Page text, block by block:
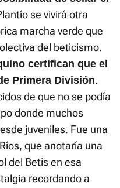
se vivirá otra
marcha verde que
del beticismo.
certifican que el
Primera División.
de que no se podía
donde muchos
juveniles. Fue una
que anotaría una
del Betis en esa
recordando a